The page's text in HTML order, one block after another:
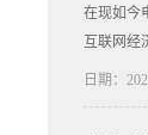
在现如今
互联网经
日期：